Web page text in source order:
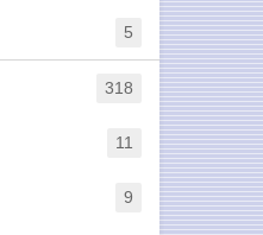
5
318
11
9